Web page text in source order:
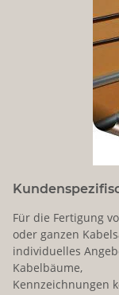
Für die Fertigung
oder ganzen
individuelles
Kabelbäume,
Kennzeichnungen